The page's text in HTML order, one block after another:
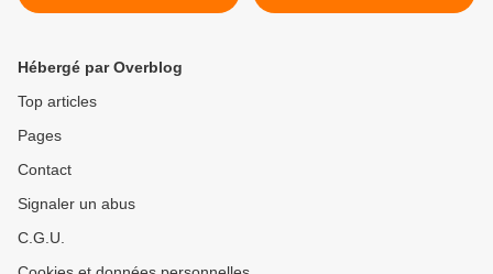
figure du voleur de zébus
Hébergé par Overblog
Top articles
Pages
Contact
Signaler un abus
C.G.U.